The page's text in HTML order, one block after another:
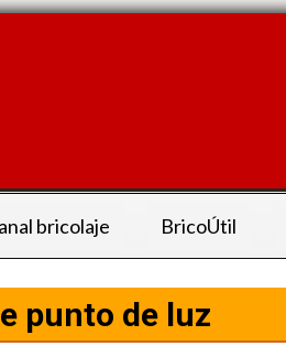
bricolaje BricoÚtil
punto de luz